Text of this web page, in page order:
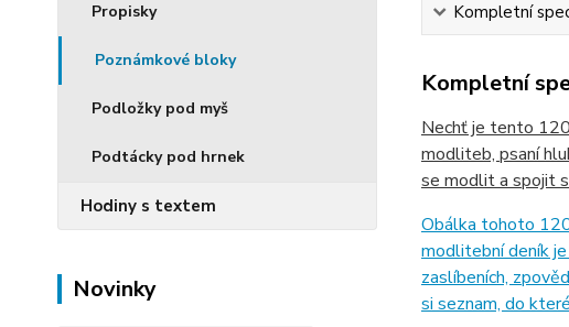
Propisky
Poznámkové bloky
Podložky pod myš
Podtácky pod hrnek
Hodiny s textem
Novinky
Kompletní
Kompletní
Nechť je tento
modliteb, psaní
se modlit a spojit
Obálka tohoto
modlitební deník
zaslíbeních,
si seznam, do